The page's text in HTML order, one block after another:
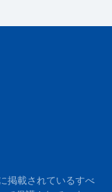
載されているすべ